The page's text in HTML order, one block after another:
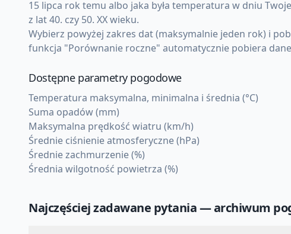
15 lipca rok temu albo jaka była temperatura w dniu
z lat 40. czy 50. XX wieku.
Wybierz powyżej zakres dat (maksymalnie jeden rok) i
funkcja "Porównanie roczne" automatycznie pobiera
Dostępne parametry pogodowe
Temperatura maksymalna, minimalna i średnia (°C)
Suma opadów (mm)
Maksymalna prędkość wiatru (km/h)
Średnie ciśnienie atmosferyczne (hPa)
Średnie zachmurzenie (%)
Średnia wilgotność powietrza (%)
Najczęściej zadawane pytania — archiwum